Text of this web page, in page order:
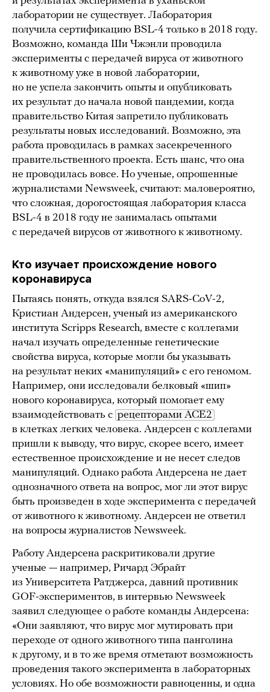
лаборатории не существует. Лаборатория
получила сертификацию BSL-4 только в 2018 году.
Возможно, команда Ши Чжэнли проводила
эксперименты с передачей вируса от животного
к животному уже в новой лаборатории,
но не успела закончить опыты и опубликовать
их результат до начала новой пандемии, когда
правительство Китая запретило публиковать
результаты новых исследований. Возможно, эта
работа проводилась в рамках засекреченного
правительственного проекта. Есть шанс, что она
не проводилась вовсе. Но ученые, опрошенные
журналистами Newsweek, считают: маловероятно,
что сложная, дорогостоящая лаборатория класса
BSL-4 в 2018 году не занималась опытами
с передачей вирусов от животного к животному.
Кто изучает происхождение нового
коронавируса
Пытаясь понять, откуда взялся SARS-CoV-2,
Кристиан Андерсен, ученый из американского
института Scripps Research, вместе с коллегами
начал изучать определенные генетические
свойства вируса, которые могли бы указывать
на результат неких «манипуляций» с его геномом.
Например, они исследовали белковый «шип»
нового коронавируса, который помогает ему
взаимодействовать с рецепторами ACE2
в клетках легких человека. Андерсен с коллегами
пришли к выводу, что вирус, скорее всего, имеет
естественное происхождение и не несет следов
манипуляций. Однако работа Андерсена не дает
однозначного ответа на вопрос, мог ли этот вирус
быть произведен в ходе эксперимента с передачей
от животного к животному. Андерсен не ответил
на вопросы журналистов Newsweek.
Работу Андерсена раскритиковали другие
ученые — например, Ричард Эбрайт
из Университета Ратджерса, давний противник
GOF-экспериментов, в интервью Newsweek
заявил следующее о работе команды Андерсена:
«Они заявляют, что вирус мог мутировать при
переходе от одного животного типа панголина
к другому, и в то же время отметают возможность
проведения такого эксперимента в лабораторных
условиях. Но обе возможности равноценны, и одна